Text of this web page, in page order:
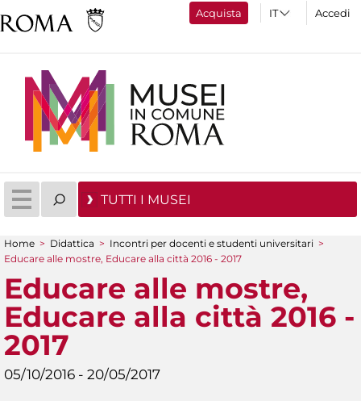
Acquista Accedi
TUTTI I MUSEI
Tu sei qui
Home > Didattica > Incontri per docenti e studenti universitari >
Educare alle mostre, Educare alla città 2016 - 2017
Educare alle mostre,
Educare alla città 2016 -
2017
05/10/2016 - 20/05/2017